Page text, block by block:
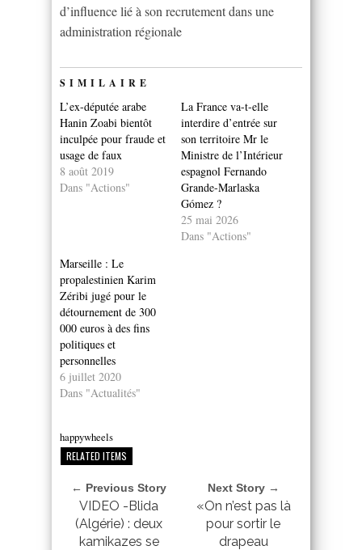
d’influence lié à son recrutement dans une
administration régionale
SIMILAIRE
L’ex-députée arabe
Hanin Zoabi bientôt
inculpée pour fraude et
usage de faux
8 août 2019
Dans "Actions"
La France va-t-elle
interdire d’entrée sur
son territoire Mr le
Ministre de l’Intérieur
espagnol Fernando
Grande-Marlaska
Gómez ?
25 mai 2026
Dans "Actions"
Marseille : Le
propalestinien Karim
Zéribi jugé pour le
détournement de 300
000 euros à des fins
politiques et
personnelles
6 juillet 2020
Dans "Actualités"
happywheels
RELATED ITEMS
← Previous Story
VIDEO -Blida
(Algérie) : deux
kamikazes se
Next Story →
«On n’est pas là
pour sortir le
drapeau